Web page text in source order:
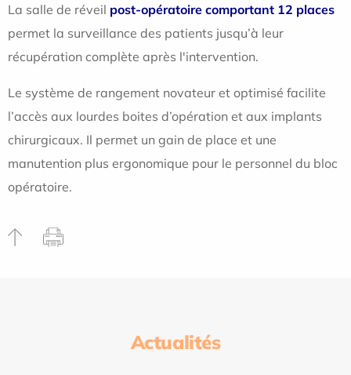
La salle de réveil post-opératoire comportant 12 places
permet la surveillance des patients jusqu’à leur
récupération complète après l'intervention.
Le système de rangement novateur et optimisé facilite
l’accès aux lourdes boites d’opération et aux implants
chirurgicaux. Il permet un gain de place et une
manutention plus ergonomique pour le personnel du bloc
opératoire.
Actualités